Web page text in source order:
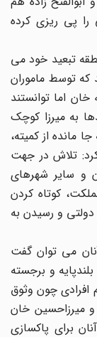
پی ریزی کرده
تبعید خود می
توسط ماموران
اما توانستند
به میرزا کوچک
از کمیته،
تلاش در جهت
سایر شهرهای
کوتاه کردن
و رسیدن به
می توان گفت
و برجسته
چون وثوق
میرزاحسین خان
برای پاکسازی